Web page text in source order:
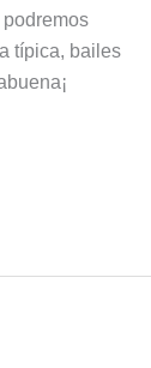
típica, bailes